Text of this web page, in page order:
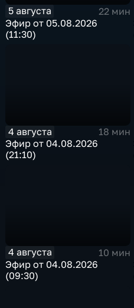
5 августа
22 мин
Эфир от 05.08.2026
(11:30)
4 августа
18 мин
Эфир от 04.08.2026
(21:10)
4 августа
10 мин
Эфир от 04.08.2026
(09:30)